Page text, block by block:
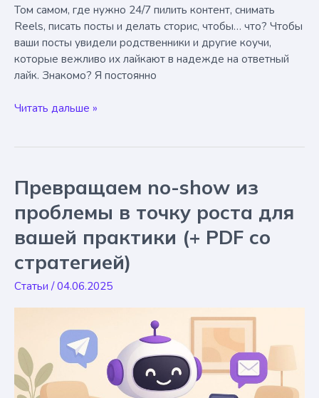
Том самом, где нужно 24/7 пилить контент, снимать
Reels, писать посты и делать сторис, чтобы… что? Чтобы
ваши посты увидели родственники и другие коучи,
которые вежливо их лайкают в надежде на ответный
лайк. Знакомо? Я постоянно
Поиск
2025:
зависимости
от
Читать дальше »
Превращаем no-show из
проблемы в точку роста для
вашей практики (+ PDF со
стратегией)
Статьи /04.06.2025